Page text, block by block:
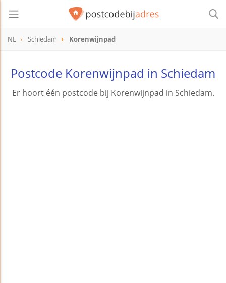
NL Schiedam Korenwijnpad
Postcode Korenwijnpad in Schiedam
Er hoort één postcode bij Korenwijnpad in Schiedam.